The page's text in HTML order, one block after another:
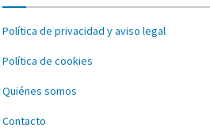
Política de privacidad y aviso legal
Política de cookies
Quiénes somos
Contacto